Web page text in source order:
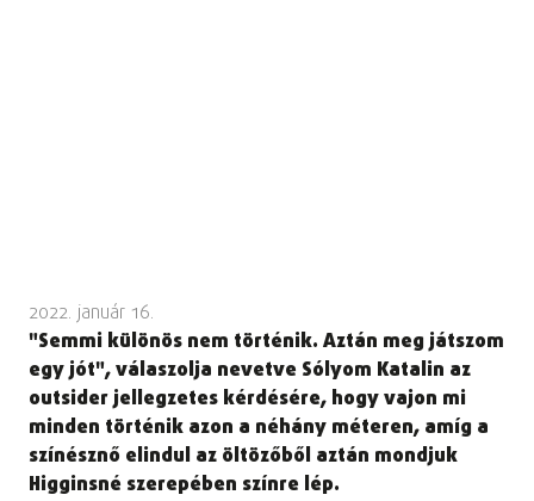
2022. január 16.
"Semmi különös nem történik. Aztán meg játszom
egy jót", válaszolja nevetve Sólyom Katalin az
outsider jellegzetes kérdésére, hogy vajon mi
minden történik azon a néhány méteren, amíg a
színésznő elindul az öltözőből aztán mondjuk
Higginsné szerepében színre lép.